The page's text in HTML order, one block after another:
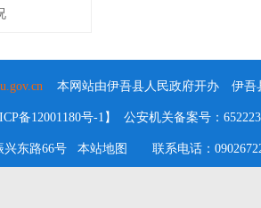
本网站由伊吾县人民政府开办 伊吾
备12001180号-1】 公安机关备案号：
兴东路66号 本站地图 联系电话：